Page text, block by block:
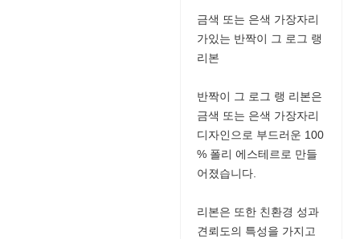
금색 또는 은색 가장자리
가있는 반짝이 그 로그 랭
리본
반짝이 그 로그 랭 리본은
금색 또는 은색 가장자리
디자인으로 부드러운 100
% 폴리 에스테르로 만들
어졌습니다.
리본은 또한 친환경 성과
견뢰도의 특성을 가지고